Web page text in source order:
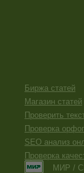
Биржа статей
Магазин статей
Проверить
Проверка
SEO анализ
Проверка
МИР /